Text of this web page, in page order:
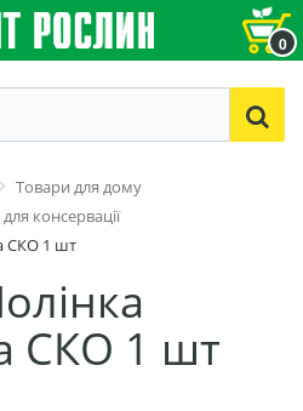
0
Товари для дому
консервації
СКО 1 шт
СКО 1 шт